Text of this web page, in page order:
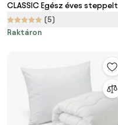
CLASSIC Egész éves steppelt
paplan párnával
(5)
Raktáron